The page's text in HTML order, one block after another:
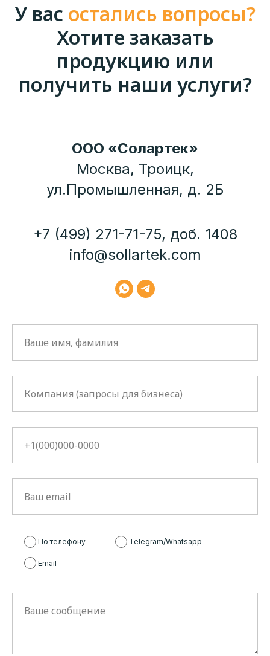
У вас остались вопросы?
Хотите заказать
продукцию или
получить наши услуги?
ООО «Солартек»
Москва, Троицк,
ул.Промышленная, д. 2Б
+7 (499) 271-71-75, доб. 1408
info@sollartek.com
Ваше имя, фамилия
Компания (запросы для бизнеса)
+1(000)000-0000
Ваш email
По телефону Telegram/Whatsapp
Email
Ваше сообщение